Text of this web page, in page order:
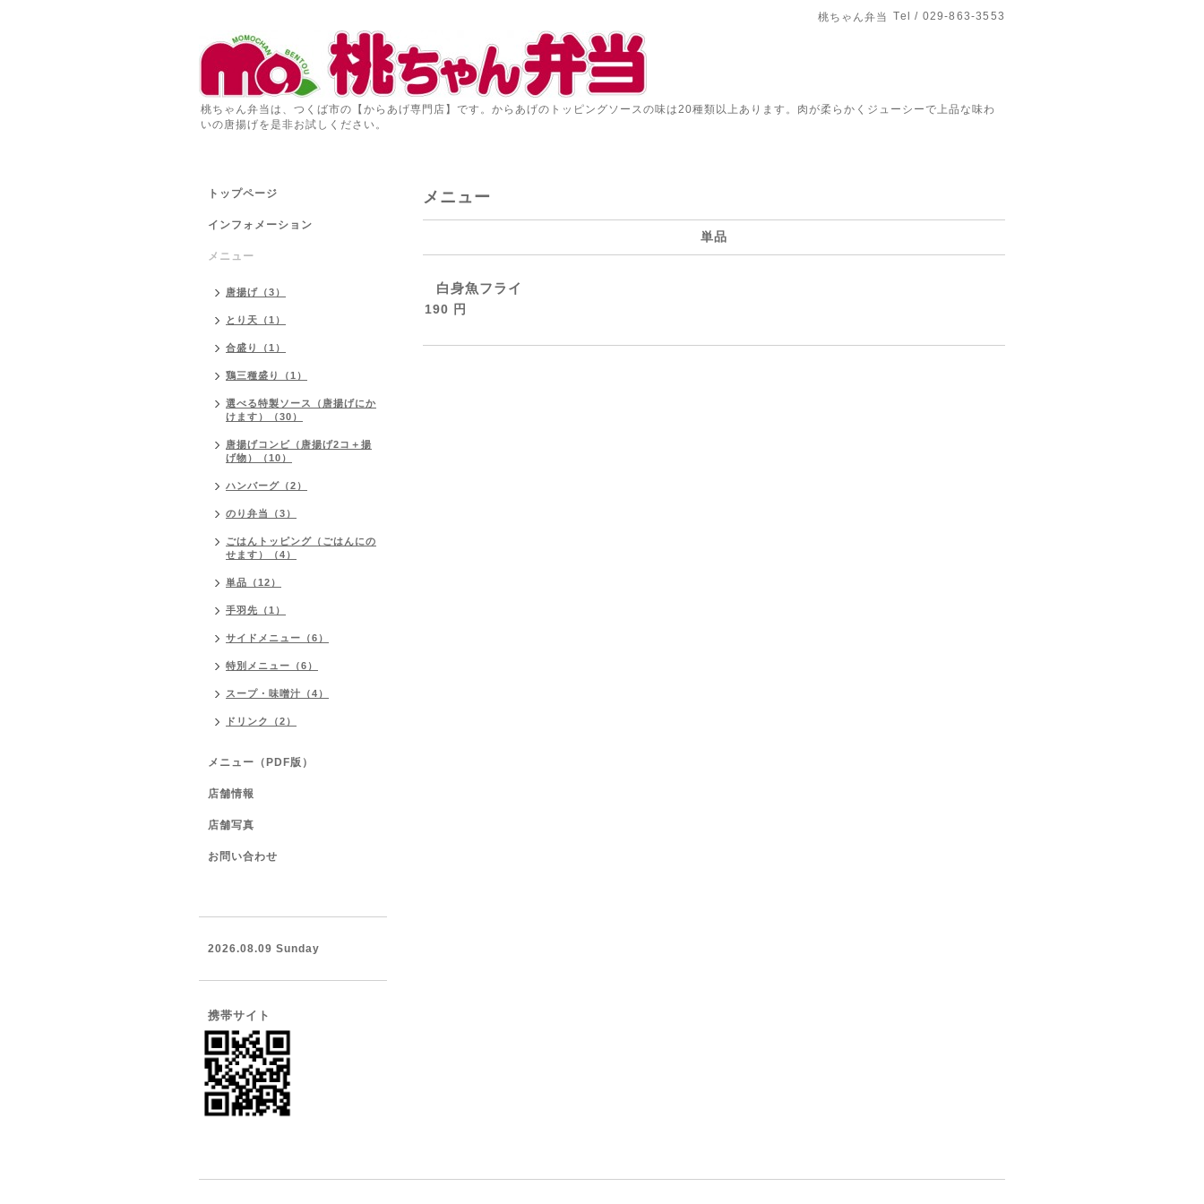
桃ちゃん弁当 Tel / 029-863-3553
桃ちゃん弁当は、つくば市の【からあげ専門店】です。からあげのトッピングソースの味は20種類以上あります。肉が柔らかくジューシーで上品な味わ
いの唐揚げを是非お試しください。
メニュー
単品
白身魚フライ
190 円
トップページ
インフォメーション
メニュー
唐揚げ（3）
とり天（1）
合盛り（1）
鶏三種盛り（1）
選べる特製ソース（唐揚げにか
けます）（30）
唐揚げコンビ（唐揚げ2コ＋揚
げ物）（10）
ハンバーグ（2）
のり弁当（3）
ごはんトッピング（ごはんにの
せます）（4）
単品（12）
手羽先（1）
サイドメニュー（6）
特別メニュー（6）
スープ・味噌汁（4）
ドリンク（2）
メニュー（PDF版）
店舗情報
店舗写真
お問い合わせ
2026.08.09 Sunday
携帯サイト